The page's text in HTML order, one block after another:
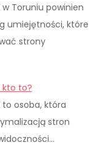
w Toruniu powinien
umiejętności, które
strony
kto to?
to osoba, która
stron